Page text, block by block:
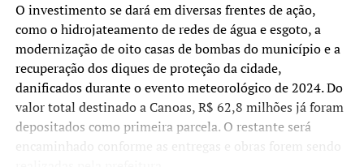
O investimento se dará em diversas frentes de ação,
como o hidrojateamento de redes de água e esgoto, a
modernização de oito casas de bombas do município e a
recuperação dos diques de proteção da cidade,
danificados durante o evento meteorológico de 2024. Do
valor total destinado a Canoas, R$ 62,8 milhões já foram
depositados como primeira parcela. O restante será
encaminhado conforme as entregas e obras forem sendo